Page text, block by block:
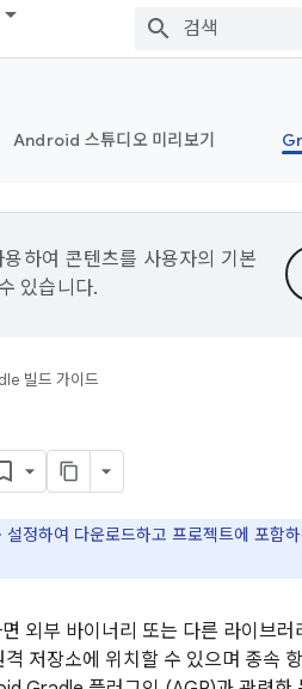
Android 스튜디오 미리보기
하여 콘텐츠를 사용자의 기본
있습니다.
빌드 가이드
설정하여 다운로드하고 프로젝트에 포함
외부 바이너리 또는 다른 라이브러
저장소에 위치할 수 있으며 종속